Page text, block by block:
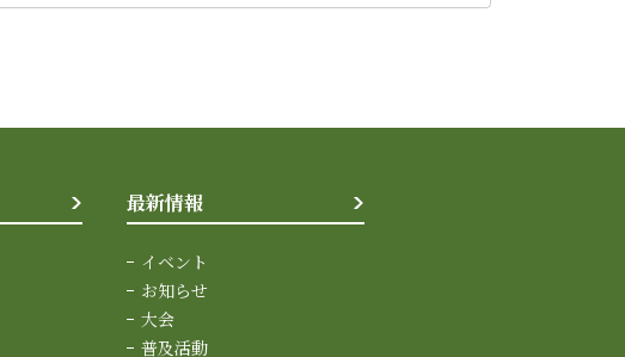
最新情報
イベント
お知らせ
大会
普及活動